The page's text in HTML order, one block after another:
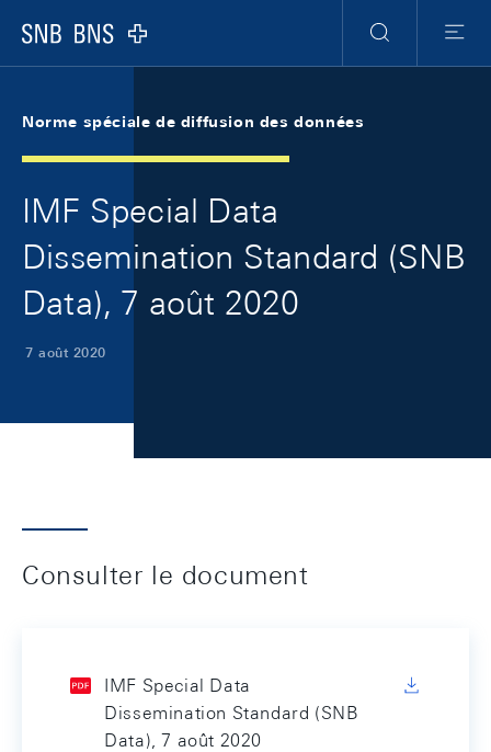
Logo
RechercheMenu
Norme spéciale de diffusion des données
IMF Special Data
Dissemination Standard (SNB
Data), 7 août 2020
7 août 2020
Consulter le document
IMF Special Data
Dissemination Standard (SNB
Data), 7 août 2020